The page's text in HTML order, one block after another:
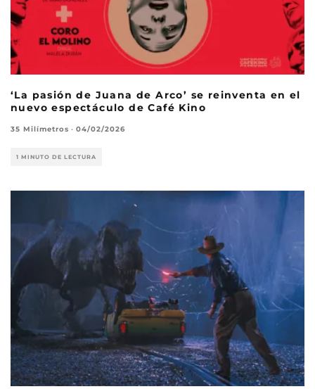
‘La pasión de Juana de Arco’ se reinventa en el
nuevo espectáculo de Café Kino
35 Milímetros · 04/02/2026
1 MINUTO DE LECTURA